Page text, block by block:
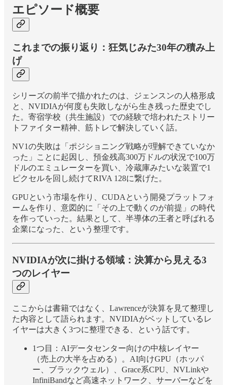
エピソード概要
これまでの振り返り：狂気じみた30年の積み上
げ
シリーズの前半で描かれたのは、ジェンスンの人格形成
と、NVIDIAが何度も失敗しながら生き残った歴史でし
た。寄宿学校（共生施設）での経験で培われたストリー
トファイター精神、筋トレで解決していく話。
NV1の失敗は「ポジショニング戦略が理解できていなか
った」ことに起因し、預金残高300万ドルの状況で100万
ドルのエミュレーターを買い、冷蔵庫みたいな装置で1
ピクセルを回し続けてRIVA 128に繋げた。
GPUという市場を作り、CUDAという開発プラットフォ
ームを作り、意図的に「その上で動くのが前提」の時代
を作っていった。結果として、半導体の王者と呼ばれる
企業になった、という整理です。
NVIDIAが次に掛ける領域：決算から見える3
つのレイヤー
ここからは書籍ではなく、Lawrenceが決算を見て整理し
た内容として語られます。NVIDIAがベットしているレ
イヤーは大きく3つに整理できる、という話です。
1つ目：AIデータセンター向けの中核レイヤー
（売上の大半を占める）。AI向けGPU（ホッパ
ー、ブラックウェル）、Grace系CPU、NVLinkや
InfiniBandなど高速ネットワーク、サーバーなどを